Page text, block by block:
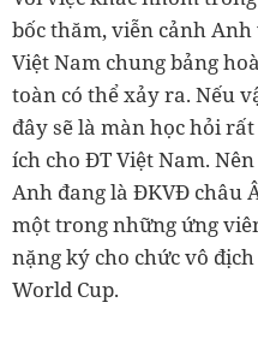
bốc thăm, viễn cảnh Anh
Việt Nam chung bảng
toàn có thể xảy ra. Nếu
đây sẽ là màn học hỏi rất
ích cho ĐT Việt Nam.
Anh đang là ĐKVĐ châu
một trong những ứng
nặng ký cho chức vô địch
World Cup.